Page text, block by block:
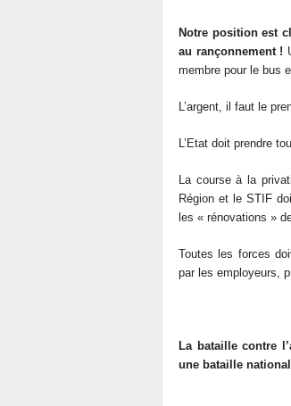
Notre position est
au rançonnement !
membre pour le bus
L’argent, il faut le
L’Etat doit prendre
La course à la
Région et le STIF
les « rénovations »
Toutes les forces
par les employeurs,
La bataille contre
une bataille